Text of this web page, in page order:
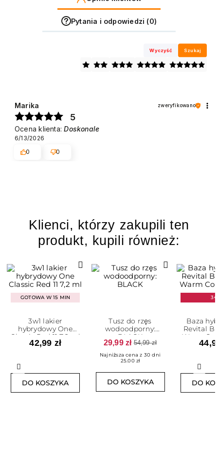
Pytania i odpowiedzi (0)
Wyczyść Szukaj
Marika zweryfikowano
5
Ocena klienta:Doskonale
6/13/2026
0
0
Klienci, którzy zakupili ten
produkt, kupili również:
Poprzedni
GOTOWA W 15 MIN
3w1 lakier
hybrydowy One
Classic Red 11 7,2 ml
42,99 zł
DO KOSZYKA
Tusz do rzęs
wodoodporny:
BLACK
29,99 zł 54,99 zł
Najniższa cena z 30 dni
25.00 zł
DO KOSZYKA
Baza
Revital
Warm
DO